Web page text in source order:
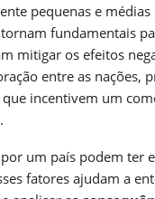
pequenas e médias
fundamentais
mitigar os efeitos
entre as nações,
incentivem um
um país podem ter
fatores ajudam a